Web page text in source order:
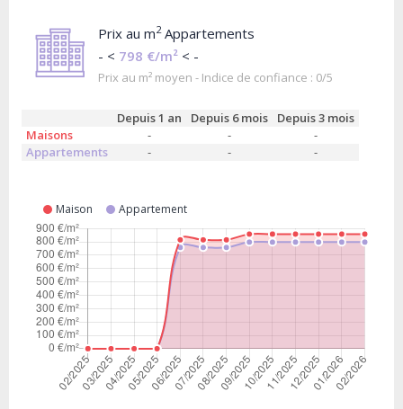
Prix au m2Appartements
- < 798 €/m² < -
Prix au m² moyen - Indice de confiance : 0/5
Depuis 1 an Depuis 6 mois
Depuis 3 mois
Maisons
- -
-
Appartements
- - -
Maison Appartement